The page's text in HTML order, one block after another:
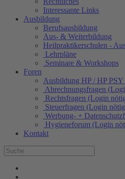
Interessante Links
Ausbildung
Berufsausbildung
Aus- & Weiterbildung
Heilpraktikerschulen -
Lehrpläne
Seminare & Workshops
Foren
Ausbildung HP / HP
Abrechnungsfragen
Rechtsfragen (Login
Steuerfragen (Login
Werbung- +
Hygieneforum (Login
Kontakt